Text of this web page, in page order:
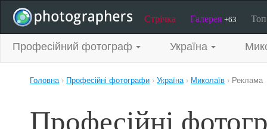
Стрічка Галерея +63
Професійний фотограф Україна
Головна› Професійні фотографи › Україна› Миколаїв › Реклама
Професійні